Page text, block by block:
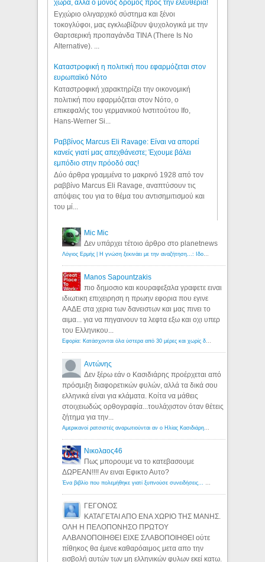
χώρα, αλλά ο μόνος δρόμος προς την ελευθερία!
Εγχώριο ολιγαρχικό σύστημα και ξένοι
τοκογλύφοι, μας εγκλωβίζουν ψυχολογικά με την
Θαρτσερική προπαγάνδα TINA (There Is No
Alternative). ...
Καταστροφική η πολιτική που εφαρμόζεται στον
ευρωπαϊκό Νότο
Καταστροφική χαρακτηρίζει την οικονομική
πολιτική που εφαρμόζεται στον Νότο, ο
επικεφαλής του γερμανικού Ινστιτούτου Ifo,
Hans-Werner Si...
Ραββίνος Marcus Eli Ravage: Είναι να απορεί
κανείς γιατί μας απεχθάνεστε; Έχουμε βάλει
εμπόδιο στην πρόοδό σας!
Δύο άρθρα γραμμένα το μακρινό 1928 από τον
ραββίνο Marcus Eli Ravage, αναπτύσουν τις
απόψεις του για το θέμα του αντισημιτισμού και
του μί...
Mic Mic
Δεν υπάρχει τέτοιο άρθρο στο planetnews
Manos Sapountzakis
πιο δημοσιο και κουραφεξαλα γραφετε ειναι
ιδιωτικη επιχειρηση η πρωην εφορια που εγινε
ΑΑΔΕ στα χερια των δανειστων και μας πινει το
αιμα... για να πηγαινουν τα λεφτα εξω και οχι υπερ
του Ελληνικου...
Αντώνης
Δεν ξέρω εάν ο Κασιδιάρης προέρχεται από
πρόσμιξη διαφορετικών φυλών, αλλά τα δικά σου
ελληνικά είναι για κλάματα. Κοίτα να μάθεις
στοιχειωδώς ορθογραφία...τουλάχιστον όταν θέτεις
ζήτημα για την...
Νικολαος46
Πως μπορουμε να το κατεβασουμε
ΔΩΡΕΑΝ!!!! Αν ειναι Εφικτο Αυτο?
ΓΕΓΟΝΟΣ
ΚΑΤΑΓΕΤΑΙ ΑΠΟ ΕΝΑ ΧΩΡΙΟ ΤΗΣ ΜΑΝΗΣ.
ΟΛΗ Η ΠΕΛΟΠΟΝΗΣΟ ΠΡΩΤΟΥ
ΑΛΒΑΝΟΠΟΙΗΘΕΙ ΕΙΧΕ ΣΛΑΒΟΠΟΙΗΘΕΙ ούτε
πίθηκος θα έμενε καθαρόαιμος μετα απο την
εισβολή αυτών των μη ελληνικών φυλων εκεί κατω.